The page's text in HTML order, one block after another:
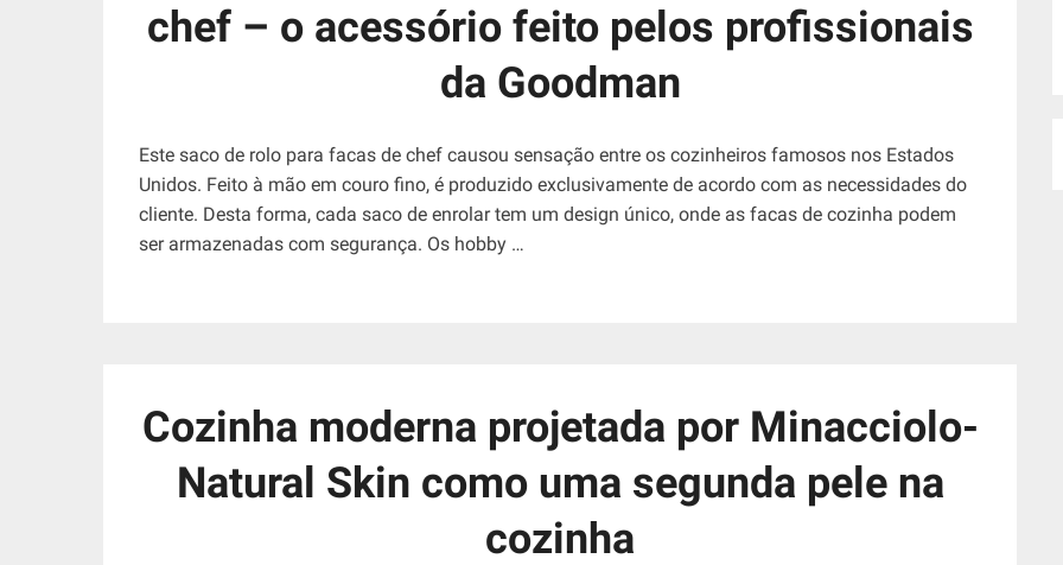
chef – o acessório feito pelos profissionais
da Goodman
Este saco de rolo para facas de chef causou sensação entre os cozinheiros famosos nos Estados
Unidos. Feito à mão em couro fino, é produzido exclusivamente de acordo com as necessidades do
cliente. Desta forma, cada saco de enrolar tem um design único, onde as facas de cozinha podem
ser armazenadas com segurança. Os hobby …
Cozinha moderna projetada por Minacciolo-
Natural Skin como uma segunda pele na
cozinha